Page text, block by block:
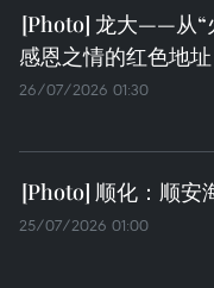
龙大——从“
感恩之情的红色地址
26/07/2026 01:30
顺化：顺安
25/07/2026 01:00